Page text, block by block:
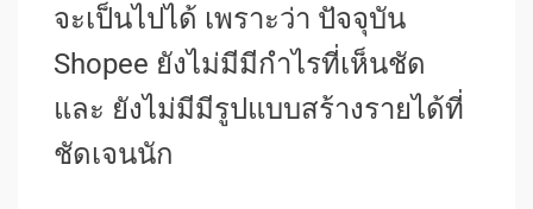
จะเป็นไปได้ เพราะว่า ปัจจุบัน
Shopee ยังไม่มีมีกำไรที่เห็นชัด
และ ยังไม่มีมีรูปแบบสร้างรายได้ที่
ชัดเจนนัก